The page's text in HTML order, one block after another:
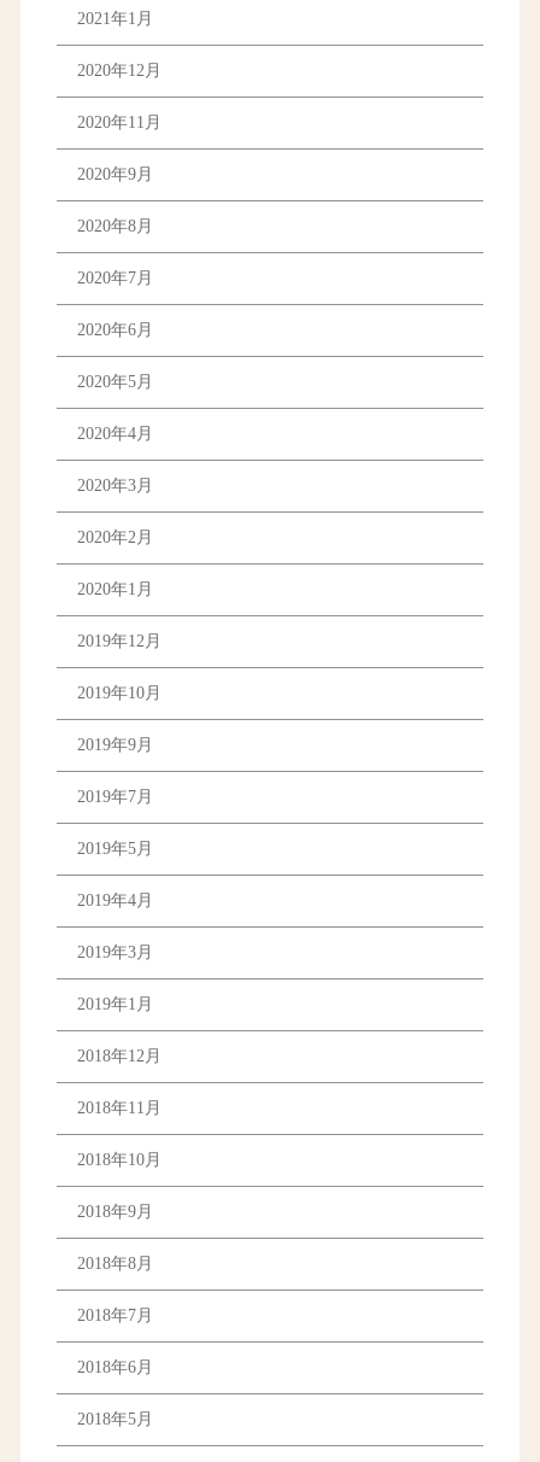
2021年1月
2020年12月
2020年11月
2020年9月
2020年8月
2020年7月
2020年6月
2020年5月
2020年4月
2020年3月
2020年2月
2020年1月
2019年12月
2019年10月
2019年9月
2019年7月
2019年5月
2019年4月
2019年3月
2019年1月
2018年12月
2018年11月
2018年10月
2018年9月
2018年8月
2018年7月
2018年6月
2018年5月